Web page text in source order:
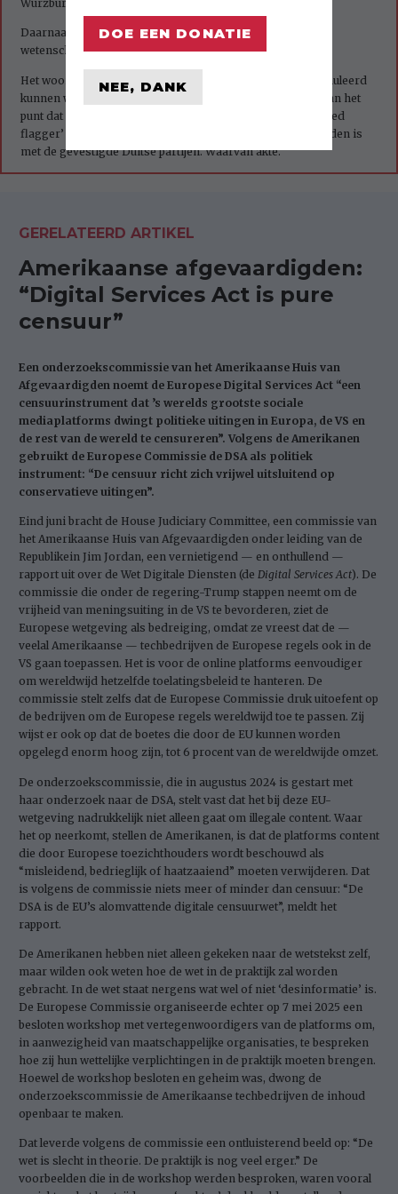
Würzburg.
Daarnaast hebben nog andere hoge functionarissen en
wetenschappers zitting in de Adviesraad van HateAid.
Het woord ‘geleid’ in de tekst had misschien beter geformuleerd
kunnen worden als ‘ondersteund door’. Dit doet niets af aan het
punt dat in het artikel wordt gemaakt. Dat is dat deze ‘trusted
flagger’ geen politiek neutrale partij is, maar nauw verbonden is
met de gevestigde Duitse partijen. Waarvan akte.
GERELATEERD ARTIKEL
Amerikaanse afgevaardigden:
“Digital Services Act is pure
censuur”
Een onderzoekscommissie van het Amerikaanse Huis van
Afgevaardigden noemt de Europese Digital Services Act “een
censuurinstrument dat ’s werelds grootste sociale
mediaplatforms dwingt politieke uitingen in Europa, de VS en
de rest van de wereld te censureren”. Volgens de Amerikanen
gebruikt de Europese Commissie de DSA als politiek
instrument: “De censuur richt zich vrijwel uitsluitend op
conservatieve uitingen”.
Eind juni bracht de House Judiciary Committee, een commissie van
het Amerikaanse Huis van Afgevaardigden onder leiding van de
Republikein Jim Jordan, een vernietigend — en onthullend —
rapport uit over de Wet Digitale Diensten (de Digital Services Act). De
commissie die onder de regering-Trump stappen neemt om de
vrijheid van meningsuiting in de VS te bevorderen, ziet de
Europese wetgeving als bedreiging, omdat ze vreest dat de —
veelal Amerikaanse — techbedrijven de Europese regels ook in de
VS gaan toepassen. Het is voor de online platforms eenvoudiger
om wereldwijd hetzelfde toelatingsbeleid te hanteren. De
commissie stelt zelfs dat de Europese Commissie druk uitoefent op
de bedrijven om de Europese regels wereldwijd toe te passen. Zij
wijst er ook op dat de boetes die door de EU kunnen worden
opgelegd enorm hoog zijn, tot 6 procent van de wereldwijde omzet.
De onderzoekscommissie, die in augustus 2024 is gestart met
haar onderzoek naar de DSA, stelt vast dat het bij deze EU-
wetgeving nadrukkelijk niet alleen gaat om illegale content. Waar
het op neerkomt, stellen de Amerikanen, is dat de platforms content
die door Europese toezichthouders wordt beschouwd als
“misleidend, bedrieglijk of haatzaaiend” moeten verwijderen. Dat
is volgens de commissie niets meer of minder dan censuur: “De
DSA is de EU’s alomvattende digitale censuurwet”, meldt het
rapport.
De Amerikanen hebben niet alleen gekeken naar de wetstekst zelf,
maar wilden ook weten hoe de wet in de praktijk zal worden
gebracht. In de wet staat nergens wat wel of niet ‘desinformatie’ is.
De Europese Commissie organiseerde echter op 7 mei 2025 een
besloten workshop met vertegenwoordigers van de platforms om,
in aanwezigheid van maatschappelijke organisaties, te bespreken
hoe zij hun wettelijke verplichtingen in de praktijk moeten brengen.
Hoewel de workshop besloten en geheim was, dwong de
onderzoekscommissie de Amerikaanse techbedrijven de inhoud
openbaar te maken.
Dat leverde volgens de commissie een ontluisterend beeld op: “De
wet is slecht in theorie. De praktijk is nog veel erger.” De
voorbeelden die in de workshop werden besproken, waren vooral
DOE EEN DONATIE
NEE, DANK